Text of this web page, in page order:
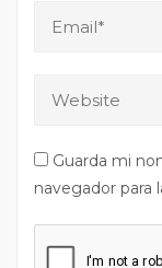
Guarda mi
navegador para